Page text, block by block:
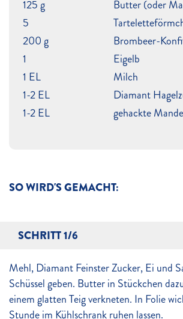
SO WIRD'S GEMACHT:
SCHRITT 1/6
Mehl, Diamant Feinster Zucker, Ei und
Schüssel geben. Butter in Stückchen
einem glatten Teig verkneten. In Folie
Stunde im Kühlschrank ruhen lassen.
125 g
Butter (oder
5
200 g
Brombeer-
1
Eigelb
1 EL
Milch
1-2 EL
Diamant
1-2 EL
gehackte